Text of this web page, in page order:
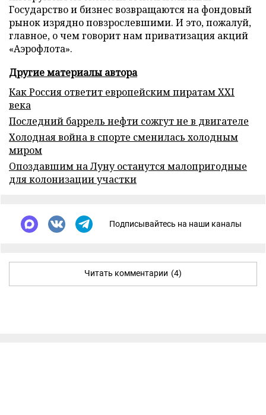
Государство и бизнес возвращаются на фондовый
рынок изрядно повзрослевшими. И это, пожалуй,
главное, о чем говорит нам приватизация акций
«Аэрофлота».
Другие материалы автора
Как Россия ответит европейским пиратам XXI
века
Последний баррель нефти сожгут не в двигателе
Холодная война в спорте сменилась холодным
миром
Опоздавшим на Луну останутся малопригодные
для колонизации участки
Подписывайтесь на наши каналы
Читать комментарии (4)